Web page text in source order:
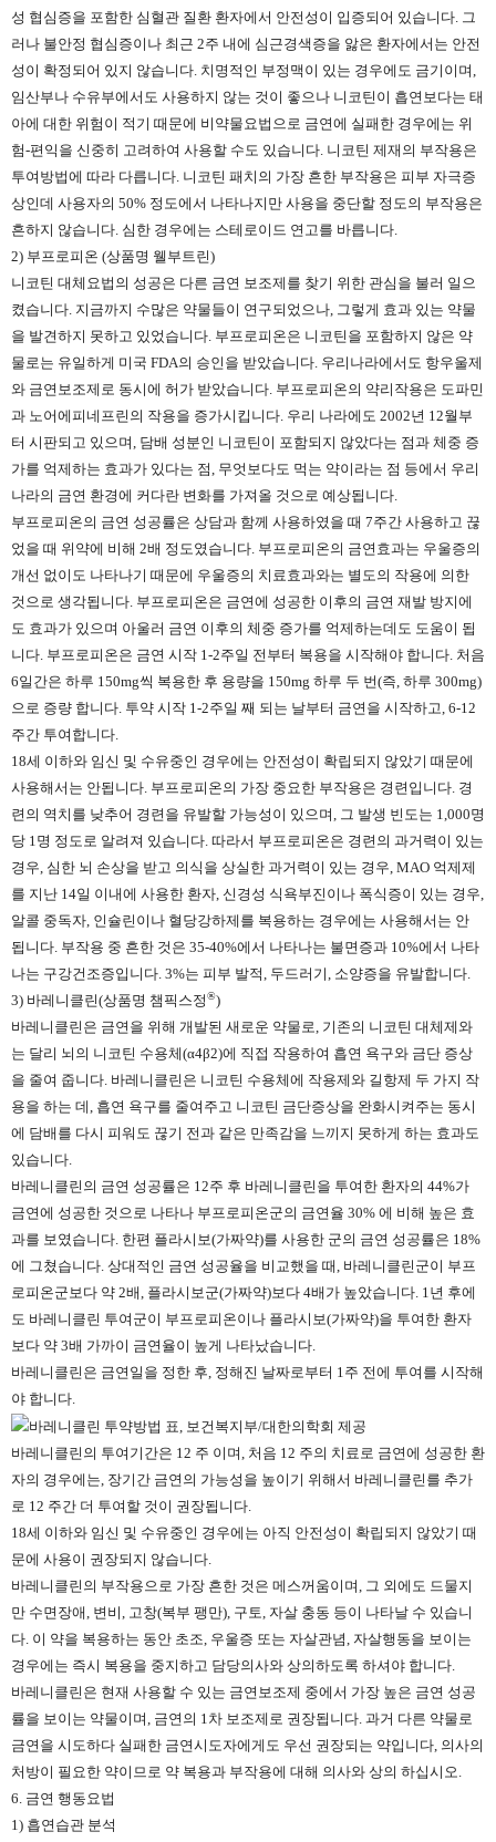
성 협심증을 포함한 심혈관 질환 환자에서 안전성이 입증되어 있습니다. 그
러나 불안정 협심증이나 최근 2주 내에 심근경색증을 앓은 환자에서는 안전
성이 확정되어 있지 않습니다. 치명적인 부정맥이 있는 경우에도 금기이며,
임산부나 수유부에서도 사용하지 않는 것이 좋으나 니코틴이 흡연보다는 태
아에 대한 위험이 적기 때문에 비약물요법으로 금연에 실패한 경우에는 위
험-편익을 신중히 고려하여 사용할 수도 있습니다. 니코틴 제재의 부작용은
투여방법에 따라 다릅니다. 니코틴 패치의 가장 흔한 부작용은 피부 자극증
상인데 사용자의 50% 정도에서 나타나지만 사용을 중단할 정도의 부작용은
흔하지 않습니다. 심한 경우에는 스테로이드 연고를 바릅니다.
2) 부프로피온 (상품명 웰부트린)
니코틴 대체요법의 성공은 다른 금연 보조제를 찾기 위한 관심을 불러 일으
켰습니다. 지금까지 수많은 약물들이 연구되었으나, 그렇게 효과 있는 약물
을 발견하지 못하고 있었습니다. 부프로피온은 니코틴을 포함하지 않은 약
물로는 유일하게 미국 FDA의 승인을 받았습니다. 우리나라에서도 항우울제
와 금연보조제로 동시에 허가 받았습니다. 부프로피온의 약리작용은 도파민
과 노어에피네프린의 작용을 증가시킵니다. 우리 나라에도 2002년 12월부
터 시판되고 있으며, 담배 성분인 니코틴이 포함되지 않았다는 점과 체중 증
가를 억제하는 효과가 있다는 점, 무엇보다도 먹는 약이라는 점 등에서 우리
나라의 금연 환경에 커다란 변화를 가져올 것으로 예상됩니다.
부프로피온의 금연 성공률은 상담과 함께 사용하였을 때 7주간 사용하고 끊
었을 때 위약에 비해 2배 정도였습니다. 부프로피온의 금연효과는 우울증의
개선 없이도 나타나기 때문에 우울증의 치료효과와는 별도의 작용에 의한
것으로 생각됩니다. 부프로피온은 금연에 성공한 이후의 금연 재발 방지에
도 효과가 있으며 아울러 금연 이후의 체중 증가를 억제하는데도 도움이 됩
니다. 부프로피온은 금연 시작 1-2주일 전부터 복용을 시작해야 합니다. 처음
6일간은 하루 150mg씩 복용한 후 용량을 150mg 하루 두 번(즉, 하루 300mg)
으로 증량 합니다. 투약 시작 1-2주일 째 되는 날부터 금연을 시작하고, 6-12
주간 투여합니다.
18세 이하와 임신 및 수유중인 경우에는 안전성이 확립되지 않았기 때문에
사용해서는 안됩니다. 부프로피온의 가장 중요한 부작용은 경련입니다. 경
련의 역치를 낮추어 경련을 유발할 가능성이 있으며, 그 발생 빈도는 1,000명
당 1명 정도로 알려져 있습니다. 따라서 부프로피온은 경련의 과거력이 있는
경우, 심한 뇌 손상을 받고 의식을 상실한 과거력이 있는 경우, MAO 억제제
를 지난 14일 이내에 사용한 환자, 신경성 식욕부진이나 폭식증이 있는 경우,
알콜 중독자, 인슐린이나 혈당강하제를 복용하는 경우에는 사용해서는 안
됩니다. 부작용 중 흔한 것은 35-40%에서 나타나는 불면증과 10%에서 나타
나는 구강건조증입니다. 3%는 피부 발적, 두드러기, 소양증을 유발합니다.
3) 바레니클린(상품명 챔픽스정®)
바레니클린은 금연을 위해 개발된 새로운 약물로, 기존의 니코틴 대체제와
는 달리 뇌의 니코틴 수용체(α4β2)에 직접 작용하여 흡연 욕구와 금단 증상
을 줄여 줍니다. 바레니클린은 니코틴 수용체에 작용제와 길항제 두 가지 작
용을 하는 데, 흡연 욕구를 줄여주고 니코틴 금단증상을 완화시켜주는 동시
에 담배를 다시 피워도 끊기 전과 같은 만족감을 느끼지 못하게 하는 효과도
있습니다.
바레니클린의 금연 성공률은 12주 후 바레니클린을 투여한 환자의 44%가
금연에 성공한 것으로 나타나 부프로피온군의 금연율 30% 에 비해 높은 효
과를 보였습니다. 한편 플라시보(가짜약)를 사용한 군의 금연 성공률은 18%
에 그쳤습니다. 상대적인 금연 성공율을 비교했을 때, 바레니클린군이 부프
로피온군보다 약 2배, 플라시보군(가짜약)보다 4배가 높았습니다. 1년 후에
도 바레니클린 투여군이 부프로피온이나 플라시보(가짜약)을 투여한 환자
보다 약 3배 가까이 금연율이 높게 나타났습니다.
바레니클린은 금연일을 정한 후, 정해진 날짜로부터 1주 전에 투여를 시작해
야 합니다.
바레니클린의 투여기간은 12 주 이며, 처음 12 주의 치료로 금연에 성공한 환
자의 경우에는, 장기간 금연의 가능성을 높이기 위해서 바레니클린를 추가
로 12 주간 더 투여할 것이 권장됩니다.
18세 이하와 임신 및 수유중인 경우에는 아직 안전성이 확립되지 않았기 때
문에 사용이 권장되지 않습니다.
바레니클린의 부작용으로 가장 흔한 것은 메스꺼움이며, 그 외에도 드물지
만 수면장애, 변비, 고창(복부 팽만), 구토, 자살 충동 등이 나타날 수 있습니
다. 이 약을 복용하는 동안 초조, 우울증 또는 자살관념, 자살행동을 보이는
경우에는 즉시 복용을 중지하고 담당의사와 상의하도록 하셔야 합니다.
바레니클린은 현재 사용할 수 있는 금연보조제 중에서 가장 높은 금연 성공
률을 보이는 약물이며, 금연의 1차 보조제로 권장됩니다. 과거 다른 약물로
금연을 시도하다 실패한 금연시도자에게도 우선 권장되는 약입니다, 의사의
처방이 필요한 약이므로 약 복용과 부작용에 대해 의사와 상의 하십시오.
6. 금연 행동요법
1) 흡연습관 분석